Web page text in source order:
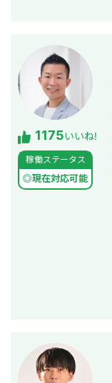
1175いいね!
稼働ステータス
◎現在対応可能